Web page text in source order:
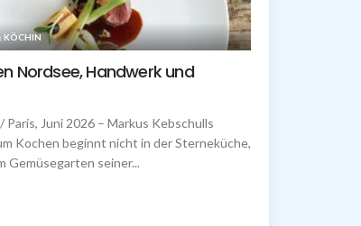
KÖCHIN
Nordsee, Handwerk und
Paris, Juni 2026 – Markus Kebschulls
Kochen beginnt nicht in der Sterneküche,
Gemüsegarten seiner...